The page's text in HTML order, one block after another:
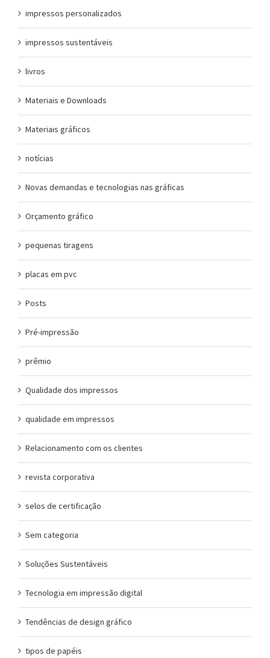
impressos personalizados
impressos sustentáveis
livros
Materiais e Downloads
Materiais gráficos
notícias
Novas demandas e tecnologias nas gráficas
Orçamento gráfico
pequenas tiragens
placas em pvc
Posts
Pré-impressão
prêmio
Qualidade dos impressos
qualidade em impressos
Relacionamento com os clientes
revista corporativa
selos de certificação
Sem categoria
Soluções Sustentáveis
Tecnologia em impressão digital
Tendências de design gráfico
tipos de papéis